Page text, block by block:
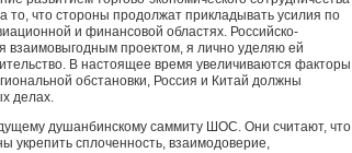
то, что стороны продолжат прикладывать усилия по
и финансовой областях. Российско-
взаимовыгодным проектом, я лично уделяю ей
В настоящее время увеличиваются факторы
обстановки, Россия и Китай должны
делах.
душанбинскому саммиту ШОС. Они считают, что
сплоченность, взаимодоверие,